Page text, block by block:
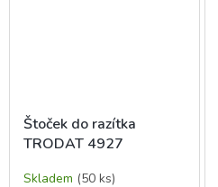
Štoček do razítka
TRODAT 4927
Skladem (50 ks)